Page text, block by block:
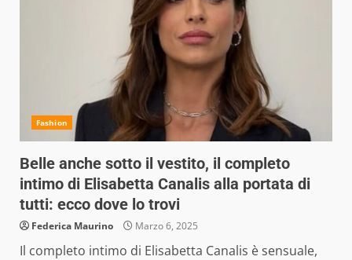
Fashion
Belle anche sotto il vestito, il completo
intimo di Elisabetta Canalis alla portata di
tutti: ecco dove lo trovi
Federica Maurino Marzo 6, 2025
Il completo intimo di Elisabetta Canalis è sensuale,